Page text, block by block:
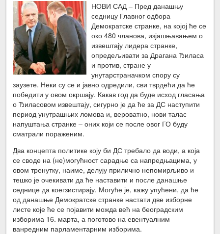
НОВИ САД – Пред данашњу
седницу Главног одбора
Демократске странке, на којој ће се
око 480 чланова, изјашњавањем о
извештају лидера странке,
опредељивати за Драгана Ђиласа
и против, стране у
унутарстраначком спору су
заузете. Неки су се и јавно одредили, сви тврдећи да ће
победити у овом окршају. Какав год да буде исход гласања
о Ђиласовом извештају, сигурно је да ће за ДС наступити
период унутрашњих ломова и, вероватно, нови талас
напуштања странке – оних који се после овог ГО буду
сматрали пораженим.
Два концепта политике коју би ДС требало да води, а која
се своде на (не)могућност сарадње са напредњацима, у
овом тренутку, наиме, делују прилично непомирљиво и
тешко је очекивати да ће наставити и после данашње
седнице да коегзистирају. Могуће је, кажу упућени, да ће
од данашње Демократске странке настати две изборне
листе које ће се појавити можда већ на београдским
изборима 16. марта, а поготово на евентуалним
ванредним парламентарним изборима.